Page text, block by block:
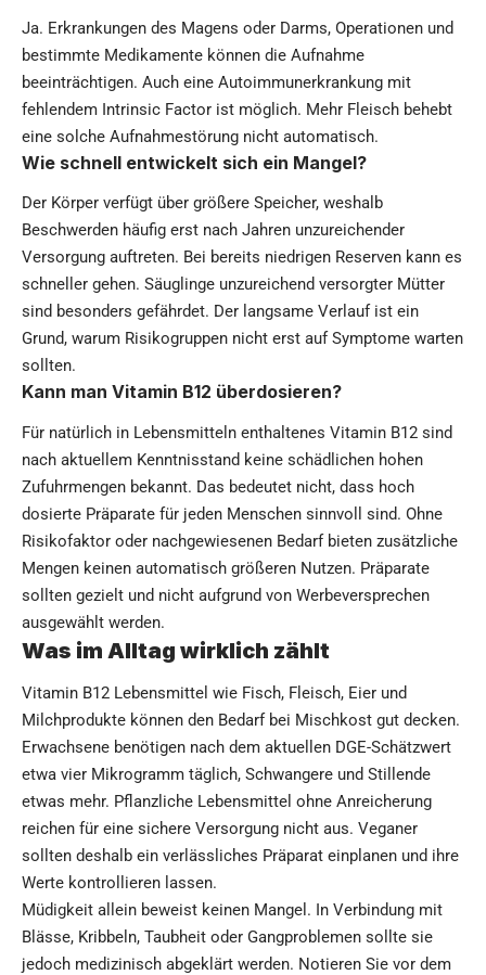
Ja. Erkrankungen des Magens oder Darms, Operationen und
bestimmte Medikamente können die Aufnahme
beeinträchtigen. Auch eine Autoimmunerkrankung mit
fehlendem Intrinsic Factor ist möglich. Mehr Fleisch behebt
eine solche Aufnahmestörung nicht automatisch.
Wie schnell entwickelt sich ein Mangel?
Der Körper verfügt über größere Speicher, weshalb
Beschwerden häufig erst nach Jahren unzureichender
Versorgung auftreten. Bei bereits niedrigen Reserven kann es
schneller gehen. Säuglinge unzureichend versorgter Mütter
sind besonders gefährdet. Der langsame Verlauf ist ein
Grund, warum Risikogruppen nicht erst auf Symptome warten
sollten.
Kann man Vitamin B12 überdosieren?
Für natürlich in Lebensmitteln enthaltenes Vitamin B12 sind
nach aktuellem Kenntnisstand keine schädlichen hohen
Zufuhrmengen bekannt. Das bedeutet nicht, dass hoch
dosierte Präparate für jeden Menschen sinnvoll sind. Ohne
Risikofaktor oder nachgewiesenen Bedarf bieten zusätzliche
Mengen keinen automatisch größeren Nutzen. Präparate
sollten gezielt und nicht aufgrund von Werbeversprechen
ausgewählt werden.
Was im Alltag wirklich zählt
Vitamin B12 Lebensmittel wie Fisch, Fleisch, Eier und
Milchprodukte können den Bedarf bei Mischkost gut decken.
Erwachsene benötigen nach dem aktuellen DGE-Schätzwert
etwa vier Mikrogramm täglich, Schwangere und Stillende
etwas mehr. Pflanzliche Lebensmittel ohne Anreicherung
reichen für eine sichere Versorgung nicht aus. Veganer
sollten deshalb ein verlässliches Präparat einplanen und ihre
Werte kontrollieren lassen.
Müdigkeit allein beweist keinen Mangel. In Verbindung mit
Blässe, Kribbeln, Taubheit oder Gangproblemen sollte sie
jedoch medizinisch abgeklärt werden. Notieren Sie vor dem